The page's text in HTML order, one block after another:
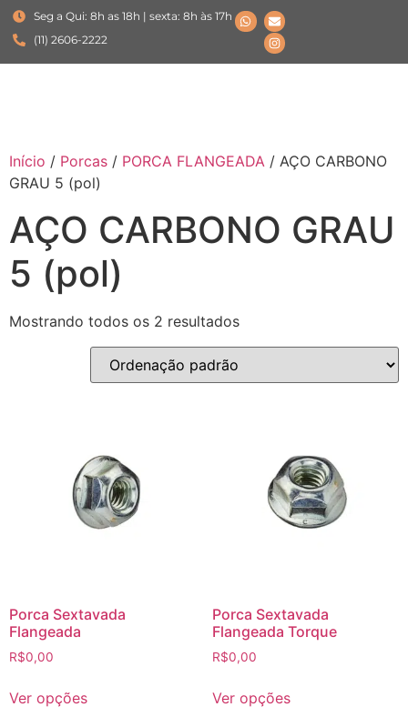
Seg a Qui: 8h as 18h | sexta: 8h às 17h
(11) 2606-2222
Início / Porcas / PORCA FLANGEADA / AÇO CARBONO
GRAU 5 (pol)
AÇO CARBONO GRAU
5 (pol)
Mostrando todos os 2 resultados
Porca Sextavada
Flangeada
R$0,00
Ver opções
Porca Sextavada
Flangeada Torque
R$0,00
Ver opções